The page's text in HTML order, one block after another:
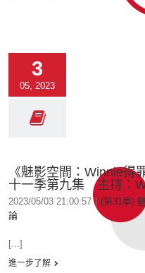
3
05, 2023
《魅影空間：Winnie得
十一季第九集 主持：
2023/05/03 21:00:57 (第31季)
論
[...]
進一步了解